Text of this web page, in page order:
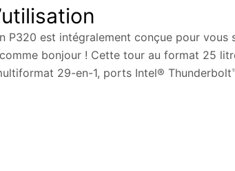
est intégralement conçue pour vous
bonjour ! Cette tour au format 25
29-en-1, ports Intel®